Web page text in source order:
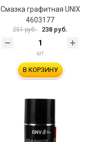
Смазка графитная UNIX
4603177
251 руб. 238 руб.
шт
В КОРЗИНУ